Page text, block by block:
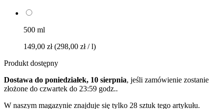
500 ml
149,00 zł(298,00 zł / l)
Produkt dostępny
Dostawa do poniedziałek, 10 sierpnia, jeśli zamówienie zostanie
złożone do czwartek do 23:59 godz..
W naszym magazynie znajduje się tylko 28 sztuk tego artykułu.